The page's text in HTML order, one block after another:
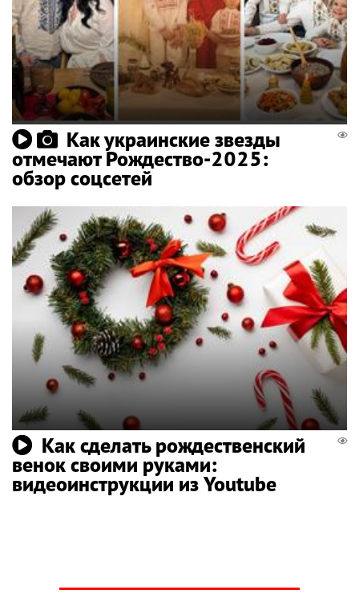
Как украинские звезды
отмечают Рождество-2025:
обзор соцсетей
Как сделать рождественский
венок своими руками:
видеоинструкции из Youtube